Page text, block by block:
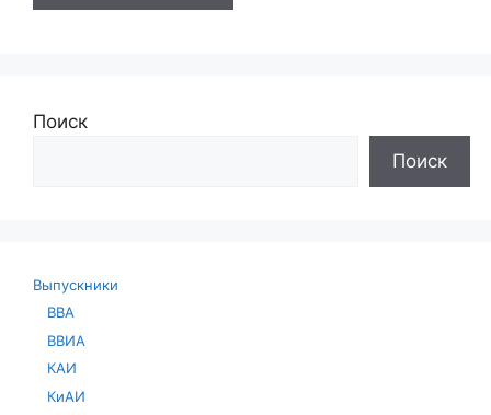
Поиск
Поиск
Выпускники
ВВА
ВВИА
КАИ
КиАИ